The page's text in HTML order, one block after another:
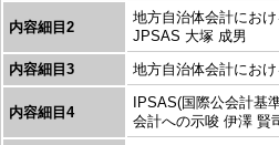
内容細目2
地方自治体会計にお
JPSAS 大塚 成男
内容細目3
地方自治体会計にお
内容細目4
IPSAS(国際公会計基
会計への示唆 伊澤 賢